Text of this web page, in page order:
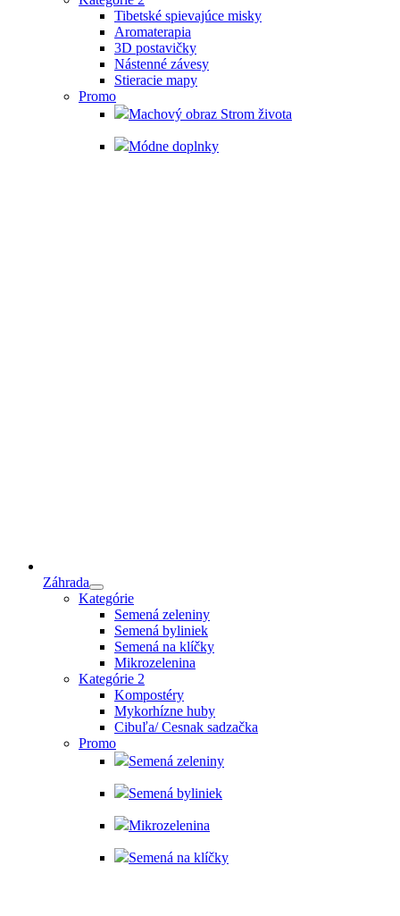
Tibetské spievajúce misky
Aromaterapia
3D postavičky
Nástenné závesy
Stieracie mapy
Promo
Machový obraz Strom života
Módne doplnky
Záhrada
Kategórie
Semená zeleniny
Semená byliniek
Semená na klíčky
Mikrozelenina
Kategórie 2
Kompostéry
Mykorhízne huby
Cibuľa/ Cesnak sadzačka
Promo
Semená zeleniny
Semená byliniek
Mikrozelenina
Semená na klíčky